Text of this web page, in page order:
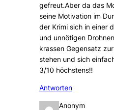
gefreut.Aber da das
seine Motivation im
der Krimi sich in einer
und unnötigen
krassen Gegensatz
stehen und sich
3/10 höchstens!!
Antworten
Anonym